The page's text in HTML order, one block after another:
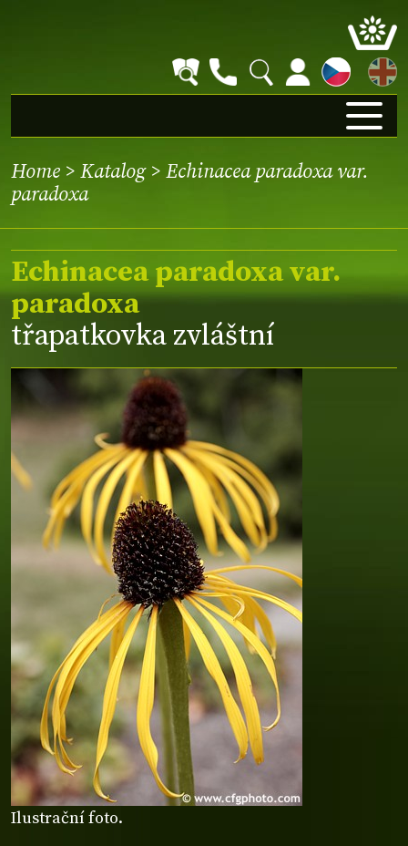
EN
Home > Katalog> Echinacea paradoxa var.
paradoxa
Ilustrační foto.
Echinacea paradoxa var.
paradoxa
třapatkovka zvláštní